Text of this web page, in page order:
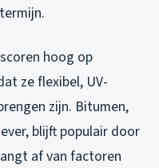
hoog op
ze flexibel, UV-
zijn. Bitumen,
blijft populair door
af van factoren